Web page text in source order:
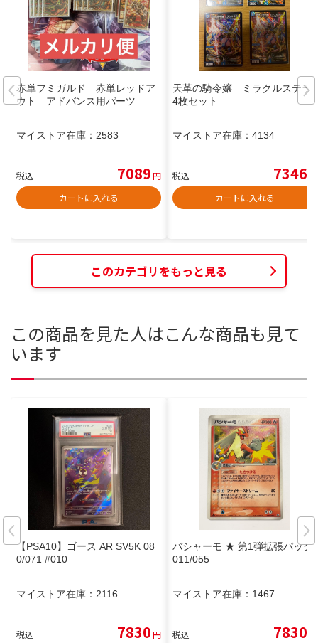
赤単フミガルド 赤単レッドア
ウト アドバンス用パーツ
マイストア在庫： 2583
税込 7089円
カートに入れる
天革の騎令嬢 ミラクルステラ
4枚セット
マイストア在庫： 4134
税込 7346
カートに入れる
このカテゴリをもっと見る
この商品を見た人はこんな商品も見て
います
【PSA10】ゴース AR SV5K 08
0/071 #010
マイストア在庫： 2116
税込 7830円
バシャーモ ★ 第1弾拡張パック
011/055
マイストア在庫： 1467
税込 7830